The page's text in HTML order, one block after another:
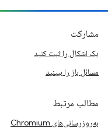
مشارکت
یک اشکال را ثبت کنید
مسائل باز را ببینید
مطالب مرتبط
به‌روزرسانی‌های Chromium